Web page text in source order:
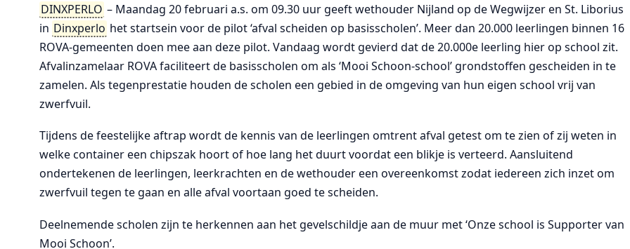
DINXPERLO – Maandag 20 februari a.s. om 09.30 uur geeft wethouder Nijland op de Wegwijzer en St. Liborius
in Dinxperlo het startsein voor de pilot ‘afval scheiden op basisscholen’. Meer dan 20.000 leerlingen binnen 16
ROVA-gemeenten doen mee aan deze pilot. Vandaag wordt gevierd dat de 20.000e leerling hier op school zit.
Afvalinzamelaar ROVA faciliteert de basisscholen om als ‘Mooi Schoon-school’ grondstoffen gescheiden in te
zamelen. Als tegenprestatie houden de scholen een gebied in de omgeving van hun eigen school vrij van
zwerfvuil.
Tijdens de feestelijke aftrap wordt de kennis van de leerlingen omtrent afval getest om te zien of zij weten in
welke container een chipszak hoort of hoe lang het duurt voordat een blikje is verteerd. Aansluitend
ondertekenen de leerlingen, leerkrachten en de wethouder een overeenkomst zodat iedereen zich inzet om
zwerfvuil tegen te gaan en alle afval voortaan goed te scheiden.
Deelnemende scholen zijn te herkennen aan het gevelschildje aan de muur met ‘Onze school is Supporter van
Mooi Schoon’.